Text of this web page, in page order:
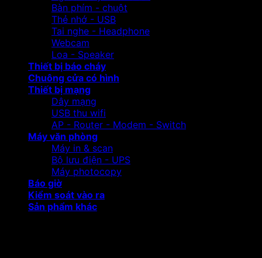
Bàn phím - chuột
Thẻ nhớ - USB
Tai nghe - Headphone
Webcam
Loa - Speaker
Thiết bị báo cháy
Chuông cửa có hình
Thiết bị mạng
Dây mạng
USB thu wifi
AP - Router - Modem - Switch
Máy văn phòng
Máy in & scan
Bộ lưu điện - UPS
Máy photocopy
Báo giờ
Kiểm soát vào ra
Sản phẩm khác